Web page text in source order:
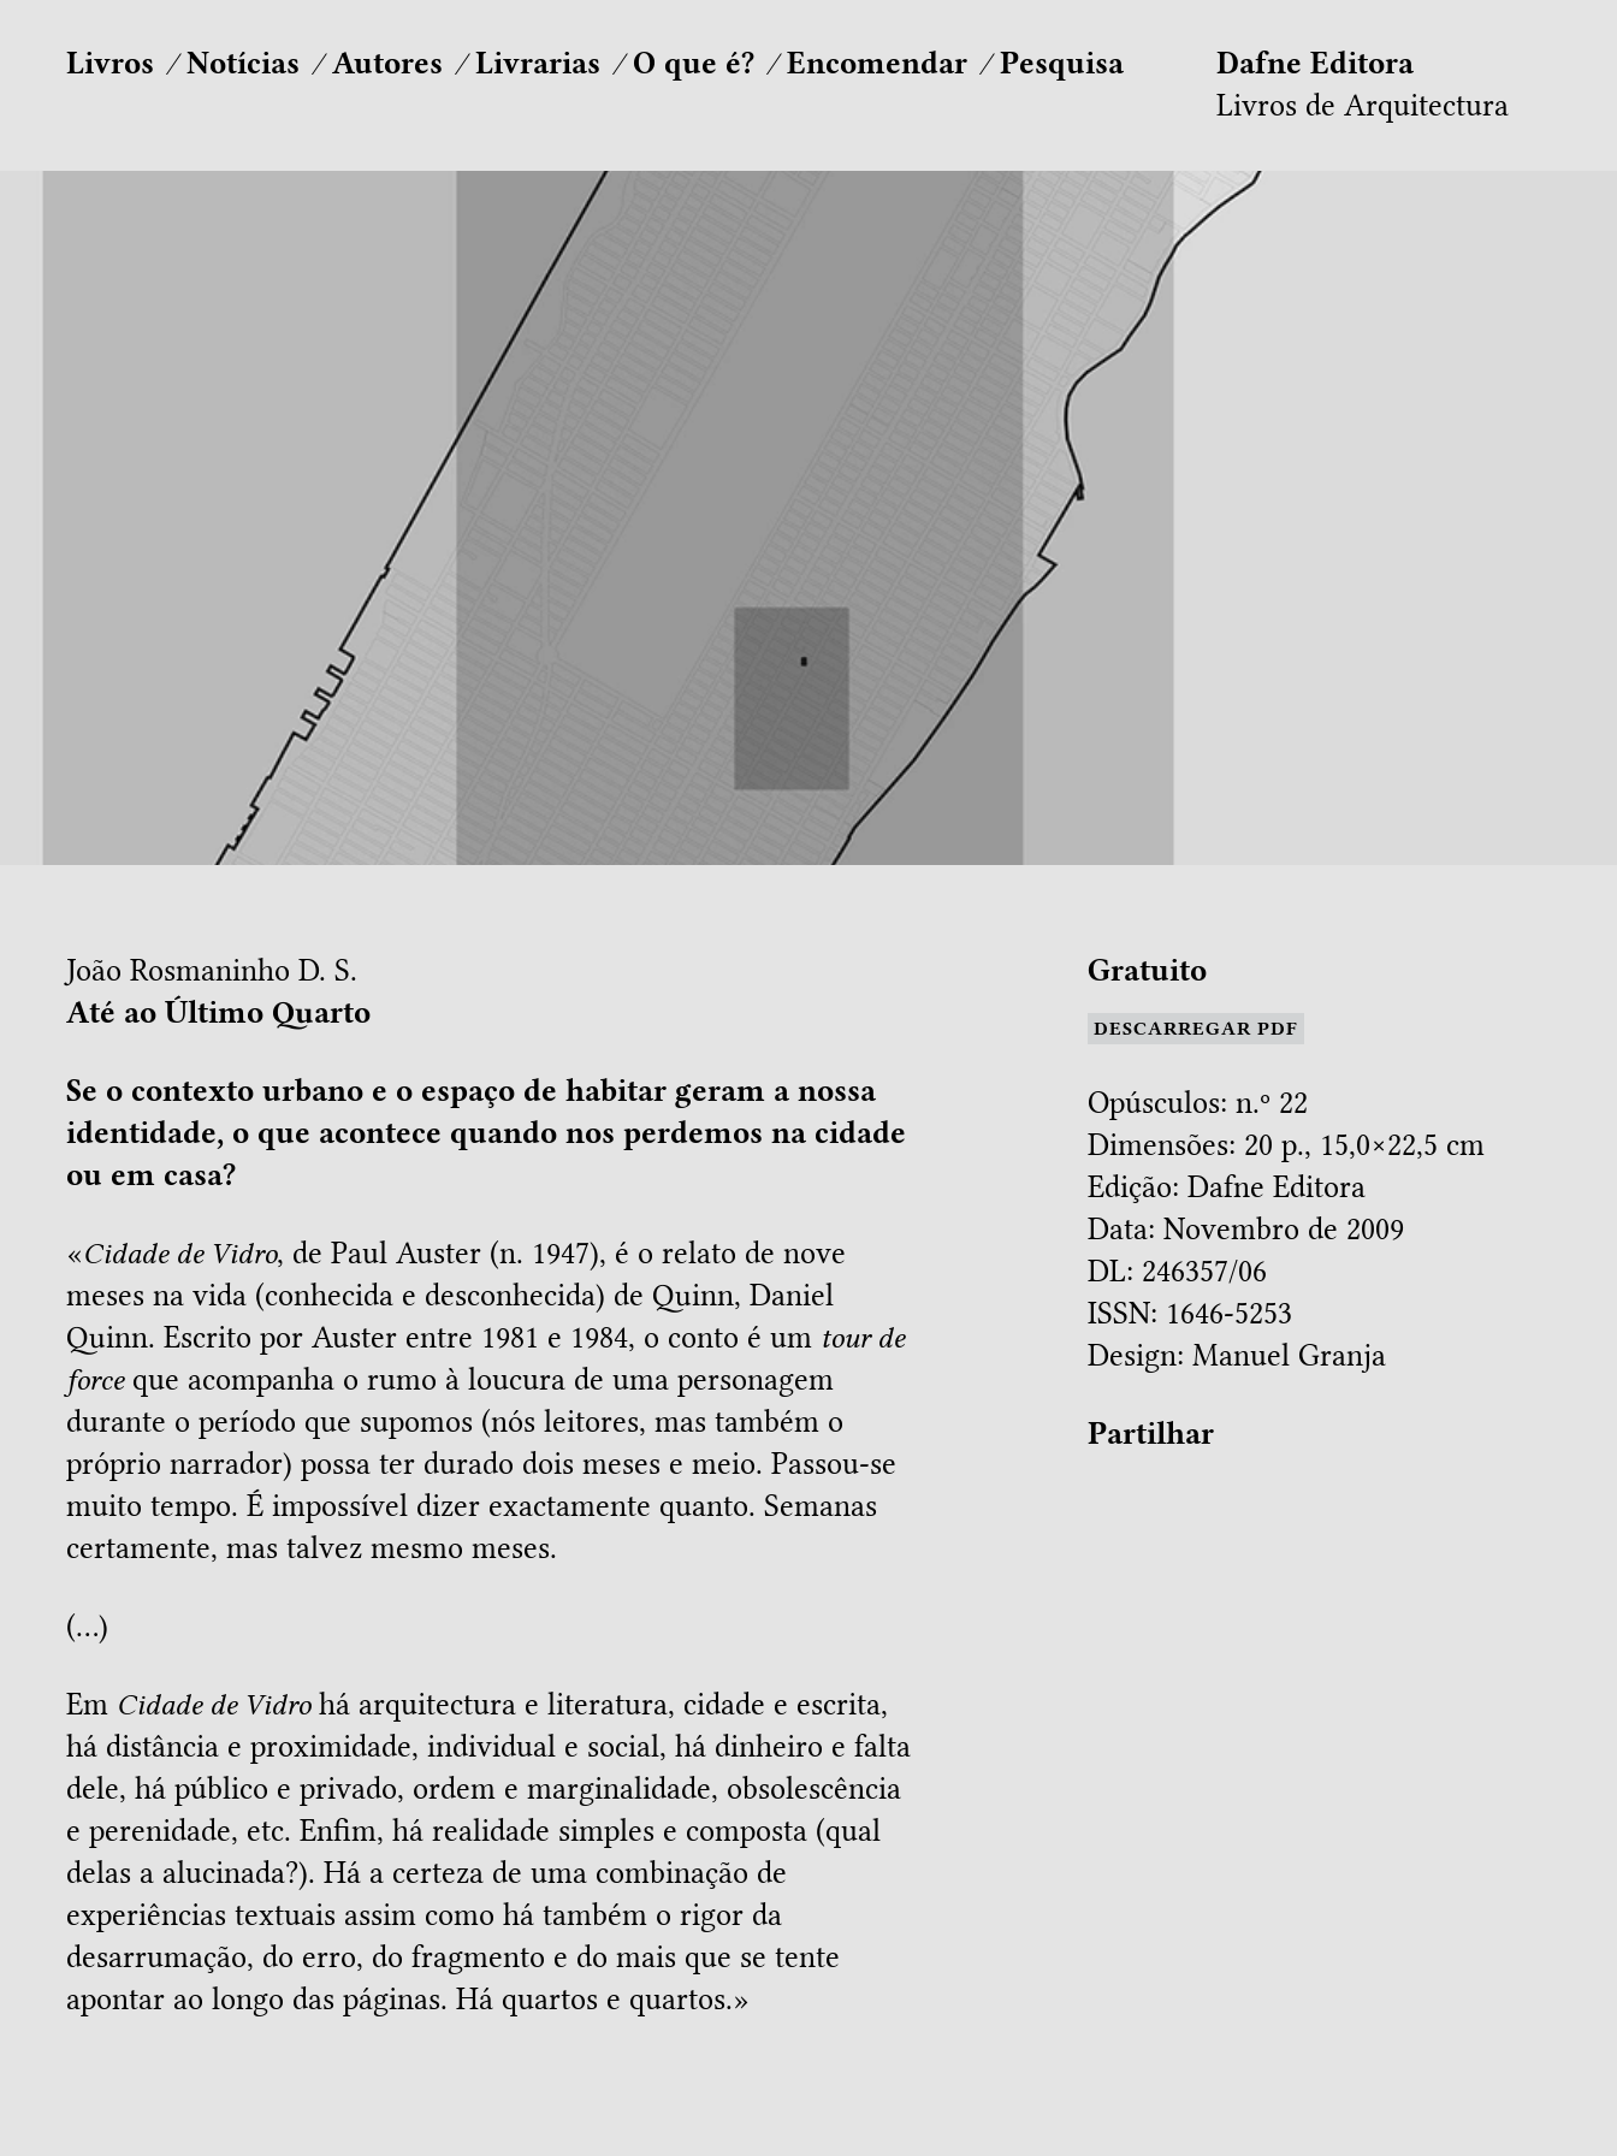
Dafne Editora
Livros de Arquitectura
Livros Notícias Autores Livrarias O que é? Encomendar Pesquisa
João Rosmaninho D. S.
Até ao Último Quarto
Se o contexto urbano e o espaço de habitar geram a nossa
identidade, o que acontece quando nos perdemos na cidade
ou em casa?
«Cidade de Vidro, de Paul Auster (n. 1947), é o relato de nove
meses na vida (conhecida e desconhecida) de Quinn, Daniel
Quinn. Escrito por Auster entre 1981 e 1984, o conto é um tour de
forceque acompanha o rumo à loucura de uma personagem
durante o período que supomos (nós leitores, mas também o
próprio narrador) possa ter durado dois meses e meio. Passou-se
muito tempo. É impossível dizer exactamente quanto. Semanas
certamente, mas talvez mesmo meses.
(…)
Em Cidade de Vidrohá arquitectura e literatura, cidade e escrita,
há distância e proximidade, individual e social, há dinheiro e falta
dele, há público e privado, ordem e marginalidade, obsolescência
e perenidade, etc. Enfim, há realidade simples e composta (qual
delas a alucinada?). Há a certeza de uma combinação de
experiências textuais assim como há também o rigor da
desarrumação, do erro, do fragmento e do mais que se tente
apontar ao longo das páginas. Há quartos e quartos.»
Gratuito
DESCARREGAR PDF
Opúsculos: n.º 22
Dimensões: 20 p., 15,0×22,5 cm
Edição: Dafne Editora
Data: Novembro de 2009
DL: 246357/06
ISSN: 1646-5253
Design: Manuel Granja
Partilhar